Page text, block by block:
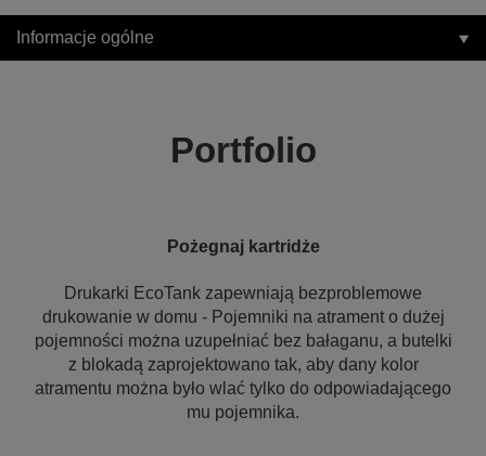
Informacje ogólne
Portfolio
Pożegnaj kartridże
Drukarki EcoTank zapewniają bezproblemowe
drukowanie w domu - Pojemniki na atrament o dużej
pojemności można uzupełniać bez bałaganu, a butelki
z blokadą zaprojektowano tak, aby dany kolor
atramentu można było wlać tylko do odpowiadającego
mu pojemnika.